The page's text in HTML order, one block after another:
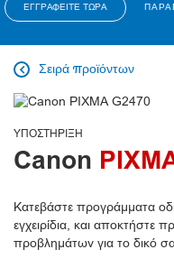
ΕΓΓΡΑΦΕΊΤΕ ΤΏΡΑ
Σειρά προϊόντων

ΥΠΟΣΤΉΡΙΞΗ
Canon
Κατεβάστε προγράμματα
εγχειρίδια, και
προβλημάτων για το δικό